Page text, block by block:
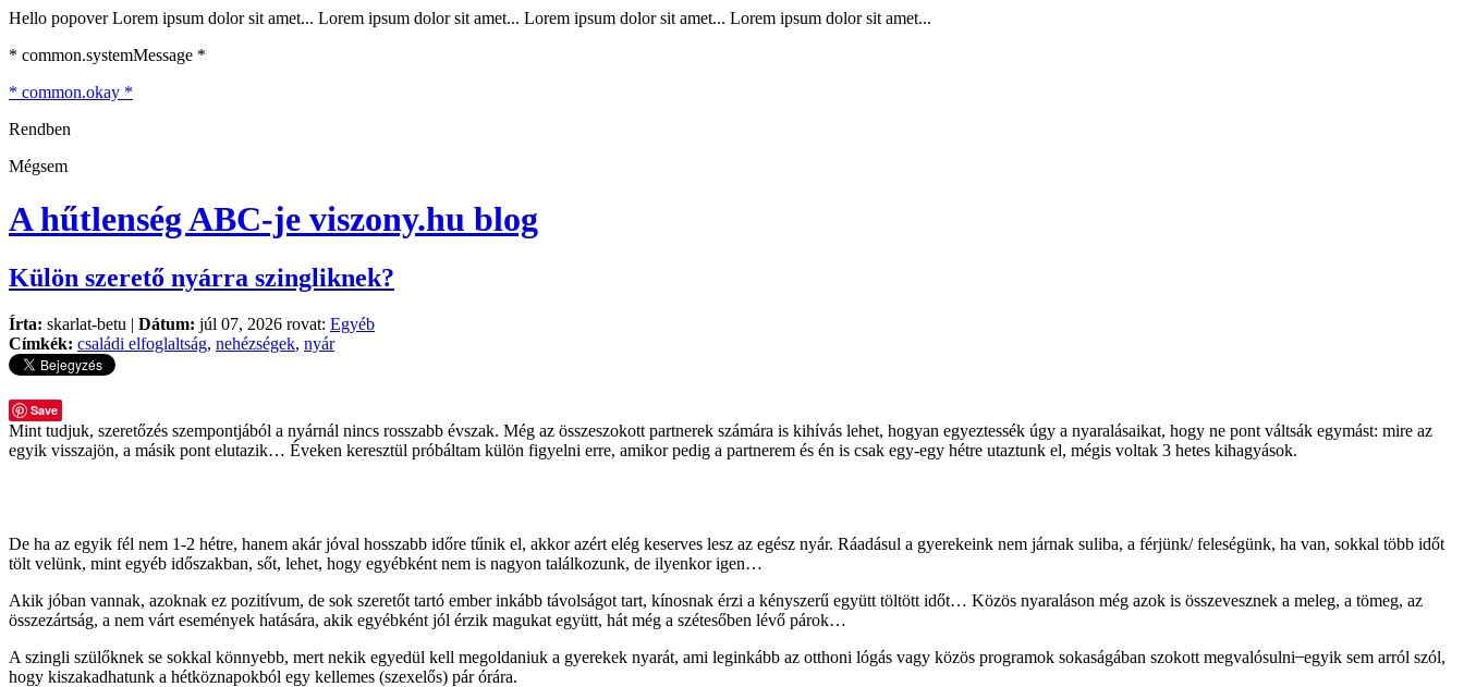
Hello popover Lorem ipsum dolor sit amet... Lorem ipsum dolor sit amet... Lorem ipsum dolor sit amet... Lorem ipsum dolor sit amet...
* common.systemMessage *
* common.okay *
Rendben
Mégsem
A hűtlenség ABC-je viszony.hu blog
Külön szerető nyárra szingliknek?
Írta: skarlat-betu | Dátum: júl 07, 2026 rovat: Egyéb
Címkék: családi elfoglaltság, nehézségek, nyár
Save
Mint tudjuk, szeretőzés szempontjából a nyárnál nincs rosszabb évszak. Még az összeszokott partnerek számára is kihívás lehet, hogyan egyeztessék úgy a nyaralásaikat, hogy ne pont váltsák egymást: mire az
egyik visszajön, a másik pont elutazik… Éveken keresztül próbáltam külön figyelni erre, amikor pedig a partnerem és én is csak egy-egy hétre utaztunk el, mégis voltak 3 hetes kihagyások.
De ha az egyik fél nem 1-2 hétre, hanem akár jóval hosszabb időre tűnik el, akkor azért elég keserves lesz az egész nyár. Ráadásul a gyerekeink nem járnak suliba, a férjünk/ feleségünk, ha van, sokkal több időt
tölt velünk, mint egyéb időszakban, sőt, lehet, hogy egyébként nem is nagyon találkozunk, de ilyenkor igen…
Akik jóban vannak, azoknak ez pozitívum, de sok szeretőt tartó ember inkább távolságot tart, kínosnak érzi a kényszerű együtt töltött időt… Közös nyaraláson még azok is összevesznek a meleg, a tömeg, az
összezártság, a nem várt események hatására, akik egyébként jól érzik magukat együtt, hát még a szétesőben lévő párok…
A szingli szülőknek se sokkal könnyebb, mert nekik egyedül kell megoldaniuk a gyerekek nyarát, ami leginkább az otthoni lógás vagy közös programok sokaságában szokott megvalósulni ̶ egyik sem arról szól,
hogy kiszakadhatunk a hétköznapokból egy kellemes (szexelős) pár órára.